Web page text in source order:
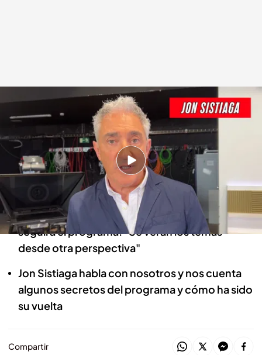
El nuevo presentador de Cuatro explica como está siendo su regreso a la
cadena y el enfoque del nuevo programa
cuatro.com
15 ABR 2024 - 09:43h.
Jon Sistiaga regresa muy pronto a Cuatro con
el nuevo programa 'Otro Enfoque'
El presentador tiene muy claro la línea que
seguirá el programa: "Se verán los temas
desde otra perspectiva"
Jon Sistiaga habla con nosotros y nos cuenta
algunos secretos del programa y cómo ha sido
su vuelta
Compartir